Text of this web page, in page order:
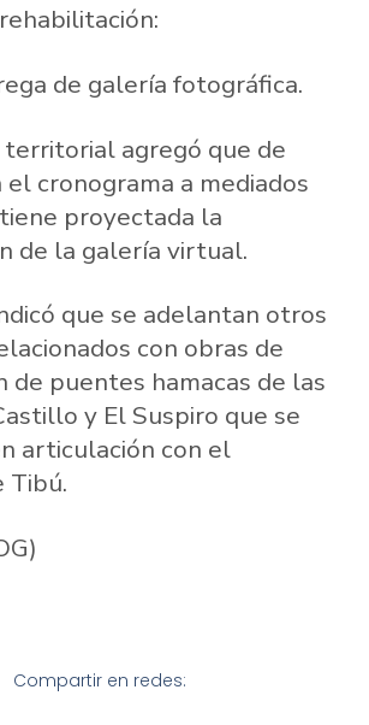
galería fotográfica.
territorial agregó que de
el cronograma a mediados
proyectada la
de la galería virtual.
que se adelantan otros
con obras de
de puentes hamacas de las
y El Suspiro que se
articulación con el
Tibú.
Compartir en redes: